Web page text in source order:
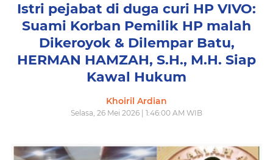
Istri pejabat di duga curi HP VIVO:
Suami Korban Pemilik HP malah
Dikeroyok & Dilempar Batu,
HERMAN HAMZAH, S.H., M.H. Siap
Kawal Hukum
Khoiril Ardian
Selasa, 26 Mei 2026 | 1:46:00 AM WIB